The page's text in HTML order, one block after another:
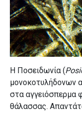
Η Ποσειδωνία (
μονοκοτυλήδονων
στα αγγειόσπερμα
θάλασσας.